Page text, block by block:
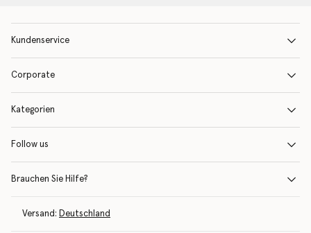
Kundenservice
Corporate
Kategorien
Follow us
Brauchen Sie Hilfe?
Versand: Deutschland